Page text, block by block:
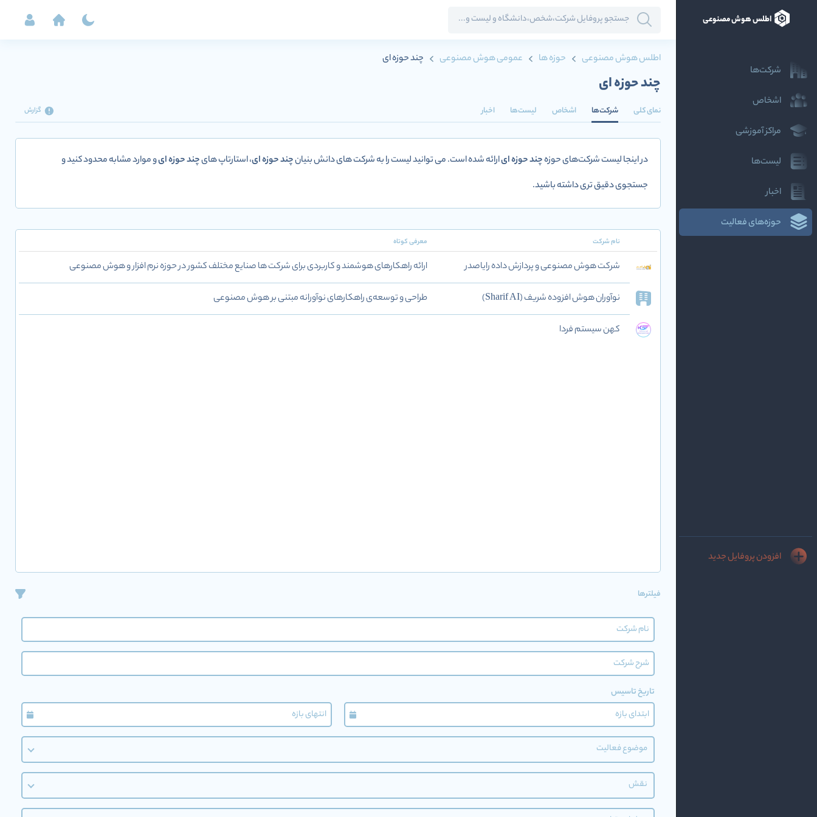
اطلس هوش مصنوعی
شرکت‌ها
اشخاص
مراکز آموزشی
لیست‌ها
اخبار
حوزه‌های فعالیت
افزودن پروفایل جدید
اطلس هوش مصنوعی حوزه ها عمومی هوش مصنوعی چند حوزه ای
چند حوزه ای
نمای کلی شرکت‌ها اشخاص لیست‌ها اخبار گزارش
در اینجا لیست شرکت‌های حوزهچند حوزه ایارائه شده است. می توانید لیست را به شرکت های دانش بنیانچند حوزه ای، استارتاپ هایچند حوزه ایو موارد مشابه محدود کنید و
جستجوی دقیق تری داشته باشید.
نام شرکت معرفی کوتاه
شرکت هوش مصنوعی و پردازش داده رایاصدر ارائه راهکارهای هوشمند و کاربردی برای شرکت ها صنایع مختلف کشور در حوزه نرم افزار و هوش مصنوعی
نوآوران هوش افزوده‌ شریف (Sharif AI) طراحی و توسعه‌ی راهکارهای نوآورانه مبتنی بر هوش مصنوعی
کهن سیستم فردا
فیلترها
تاریخ تاسیس
موضوع فعالیت
نقش